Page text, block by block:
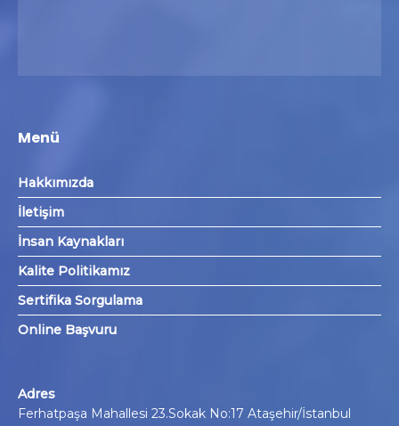
Menü
Hakkımızda
İletişim
İnsan Kaynakları
Kalite Politikamız
Sertifika Sorgulama
Online Başvuru
Adres
Ferhatpaşa Mahallesi 23.Sokak No:17 Ataşehir/İstanbul